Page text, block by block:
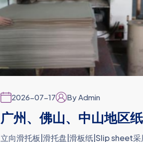
2026-07-17 By Admin
广州、佛山、中山地区
立向滑托板|滑托盘|滑板纸|Slip sheet